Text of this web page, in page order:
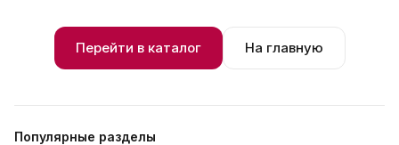
Перейти в каталог На главную
Популярные разделы